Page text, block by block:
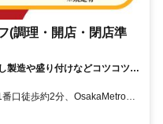
(調理・開店・閉店準
製造や盛り付けなどコツコツ働
口徒歩約2分、OsakaMetro御
阪神本線/山陽電鉄本線 大阪梅